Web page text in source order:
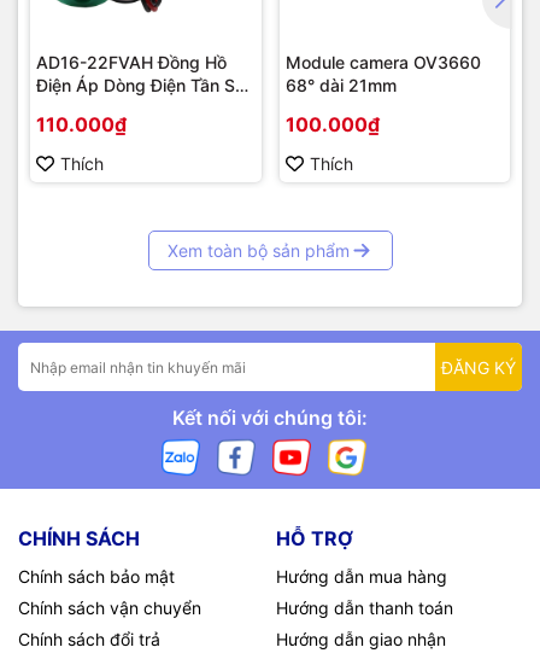
AD16-22FVAH Đồng Hồ
Điện Áp Dòng Điện Tần Số
110.000₫
Thích
Module camera OV3660
68° dài 21mm
100.000₫
Thích
Xem toàn bộ sản phẩm
ĐĂNG KÝ
Kết nối với chúng tôi:
CHÍNH SÁCH
Chính sách bảo mật
Chính sách vận chuyển
Chính sách đổi trả
HỖ TRỢ
Hướng dẫn mua hàng
Hướng dẫn thanh toán
Hướng dẫn giao nhận